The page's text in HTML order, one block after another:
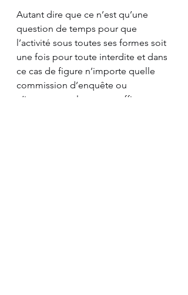
Autant dire que ce n’est qu’une
question de temps pour que
l’activité sous toutes ses formes soit
une fois pour toute interdite et dans
ce cas de figure n’importe quelle
commission d’enquête ou
n’importe quel rapport suffira pour